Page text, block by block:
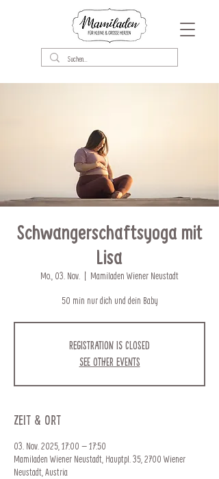
Schwangerschaftsyoga mit
Lisa
Mo., 03. Nov.
  |
Mamiladen Wiener Neustadt
50 min nur dich und dein Baby
Registration is closed
See other events
Zeit & Ort
03. Nov. 2025, 17:00 – 17:50
Mamiladen Wiener Neustadt, Hauptpl. 35, 2700 Wiener
Neustadt, Austria